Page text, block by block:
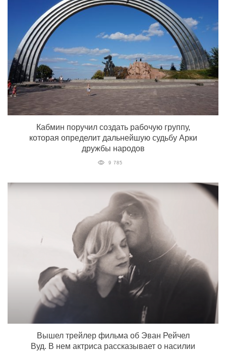
Кабмин поручил создать рабочую группу,
которая определит дальнейшую судьбу Арки
дружбы народов
9 785
Вышел трейлер фильма об Эван Рейчел
Вуд. В нем актриса рассказывает о насилии